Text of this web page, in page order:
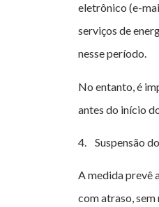
eletrônico (e-
serviços de
nesse período.
No entanto, é
antes do início
4. Suspensão
A medida prevê
com atraso,